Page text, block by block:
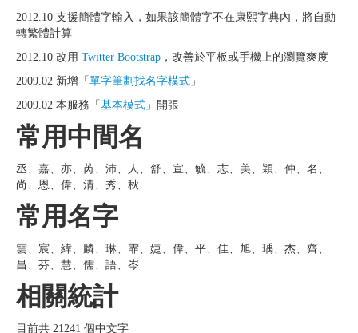
2012.10 支援簡體字輸入，如果該簡體字不在康熙字典內，將自動
轉繁體計算
2012.10 改用 Twitter Bootstrap ，改善於平板或手機上的瀏覽爽度
2009.02 新增「 單字筆劃找名字模式 」
2009.02 本服務「 基本模式 」開張
常用中間名
丞、嘉、亦、芮、沛、人、舒、宣、毓、志、美、穎、仲、名、
尚、恩、偉、清、秀、秋
常用名字
雲、宸、緯、麟、琳、霏、婕、偉、平、佳、旭、瑀、杰、齊、
昌、芬、慧、儒、語、岑
相關統計
目前共 21241 個中文字